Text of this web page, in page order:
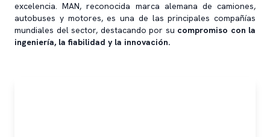
excelencia. MAN, reconocida marca alemana de camiones,
autobuses y motores, es una de las principales compañías
mundiales del sector, destacando por su compromiso con la
ingeniería, la fiabilidad y la innovación.